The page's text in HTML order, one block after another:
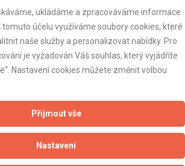
ukládáme a zpracováváme informace
tomuto účelu využíváme soubory cookies, které
naše služby a personalizovat nabídky. Pro
je vyžadován Váš souhlas, který vyjádříte
Nastavení cookies můžete změnit volbou
Přijmout vše
Nastavení